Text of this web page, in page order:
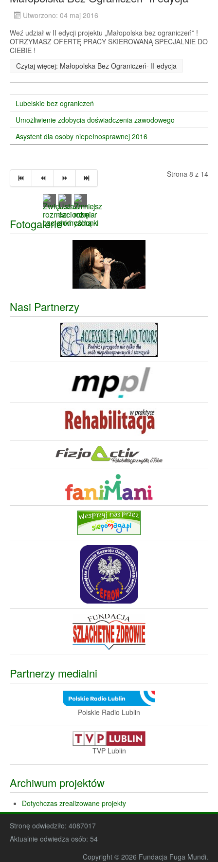
Utworzono: 04 maj 2016
Weź udział w II edycji projektu „Małopolska bez ograniczeń” !
OTRZYMASZ OFERTĘ PRACY SKIEROWANĄ SPECJALNIE DO
CIEBIE !
Czytaj więcej: Małopolska Bez Ograniczeń- II edycja
Lubelskie bez ograniczeń
Umożliwienie zdobycia doświadczenia zawodowego
Asystent dla osoby niepełnosprawnej 2016
Strona 8 z 14
Fotogalerie
Nasi Partnerzy
Partnerzy medialni
Polskie Radio Lublin
TVP Lublin
Archiwum projektów
Dotychczas zrealizowane projekty
Stronę odwiedziło: 4087017
Aktualnie odwiedza osób: 54
Copyright © 2026 Fundacja Fuga Mundi.